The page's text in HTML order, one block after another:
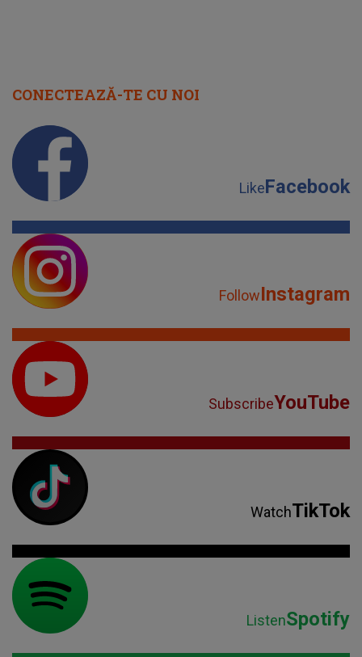
CONECTEAZĂ-TE CU NOI
LikeFacebook
FollowInstagram
SubscribeYouTube
WatchTikTok
ListenSpotify